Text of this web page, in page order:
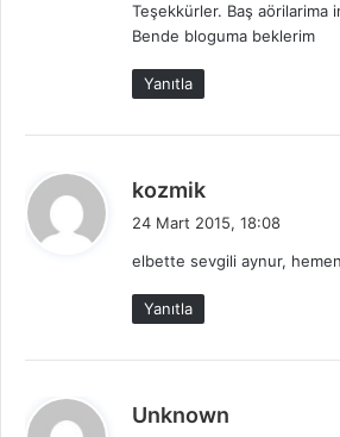
i
k
Teşekkürler. Baş aörilarima
Bende bloguma beklerim
Yanıtla
kozmik
i
24 Mart 2015, 18:08
elbette sevgili aynur,
Yanıtla
Unknown